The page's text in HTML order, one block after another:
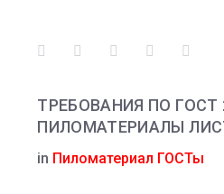
Facebook
Twitter Google+LinkedIn
ТРЕБОВАНИЯ ПО ГОСТ
ПИЛОМАТЕРИАЛЫ
in Пиломатериал ГОСТы